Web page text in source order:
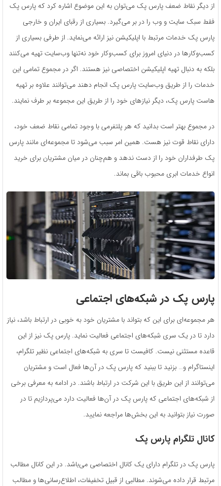
از دیگر نقاط ضعف پارس پک می‌توان به این موضوع اشاره کرد که پارس پک
فقط سبک سایت و وب را در بر می‌گیرد. بسیاری از رقبای ایران و خارجی
پارس پک خدمات مرتبط با اپلیکیشن نیز ارائه می‌نماید. از طرفی بسیاری از
کسب‌وکارها در دنیای امروز برای کسب‌وکار خود نه‌تنها وب‌سایت تهیه می‌کنند
بلکه به دنبال تهیه اپلیکیشن اختصاصی نیز هستند. اگر در مجموع تمامی این
خدمات را از طریق وب‌سایت پارس پک انجام دهند می‌توانند علاوه بر تهیه
هاست پارس پک، دیگر نیازهای خود را از طریق این مجموعه بر طرف نمایند.
در مجموع بهتر است بدانید که هر پلتفرمی با وجود تمامی نقاط ضعف خود،
دارای نقاط قوت نیز هست. همین امر سبب می‌شود تا مجموعه‌ای مانند پارس
پک طرفداران خود را از دست ندهد و هم‌چنان در میان مشتریان برای خرید
انواع خدمات ابری محبوب باقی بماند.
پارس پک در شبکه‌های اجتماعی
هر مجموعه‌ای برای این که بتواند با مشتریان خود به خوبی در ارتباط باشد، نیاز
دارد تا در یک سری شبکه‌های اجتماعی فعالیت نماید. پارس پک نیز از این
قاعده مستثنی نیست. کافیست تا سری به شبکه‌های اجتماعی نظیر تلگرام،
اینستاگرام و… بزنید تا ببنید که پارس پک در آن‌ها فعال است و مشتریان
می‌توانند از این طریق با این شرکت در ارتباط باشند. در ادامه به معرفی برخی
از شبکه‌های اجتماعی که پارس پک در آن‌ها فعالیت دارد می‌پردازیم تا در
صورت نیاز بتوانید به این بخش‌ها مراجعه نمایید.
کانال تلگرام پارس پک
پارس پک در تلگرام دارای یک کانال اختصاصی می‌باشد. در این کانال مطالب
مرتبط قرار داده می‌شوند. مطالبی از قبیل تخفیفات، اطلاع‌رسانی‌ها و مطالب